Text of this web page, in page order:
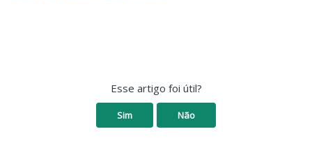
Esse artigo foi útil?
Sim Não